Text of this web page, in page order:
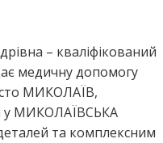
– кваліфікований
медичну допомогу
МИКОЛАЇВ,
у МИКОЛАЇВСЬКА
та комплексним